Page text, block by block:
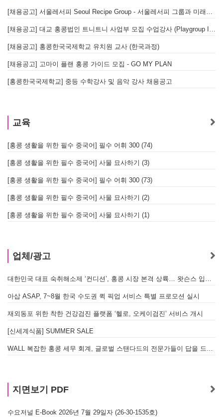
[채용공고] 서울레서피 Seoul Recipe Group - 서울레서피 그룹과 미래를 함께할 유능한 인재를 모십니다
[채용공고] 대교 홍콩법인 트니트니 사업부 모집 수업강사 (Playgroup Instructor)
[채용공고] 홍콩한국국제학교 유치원 교사 (한국과정)
[채용공고] 고마이 플랜 홍콩 가이드 모집 - GO MY PLAN
[홍콩한국국제학교] 중등 수학강사 및 음악 강사 채용공고
교육
[홍콩 생활을 위한 필수 중국어] 필수 어휘 300 (74)
[홍콩 생활을 위한 필수 중국어] 사물 묘사하기 (3)
[홍콩 생활을 위한 필수 중국어] 필수 어휘 300 (73)
[홍콩 생활을 위한 필수 중국어] 사물 묘사하기 (2)
[홍콩 생활을 위한 필수 중국어] 사물 묘사하기 (1)
업체/광고
대한민국 대표 숙취해소제 ‘컨디션’, 홍콩 시장 본격 상륙… 왓슨스 입점 기념 할인 행사 진행
아삽 ASAP, 7~8월 한국 수도권 퀵 픽업 서비스 특별 프로모션 실시
재외동포 위한 착한 건강검진 플랫폼 ‘헬로, 오케이검진’ 서비스 개시
[신세계식품] SUMMER SALE
WALL 복잡한 홍콩 세무 회계, 글로벌 스탠다드의 전문가들이 답을 드립니다! - 법인설립, 회계, 감사
지면보기 PDF
수요저널 E-Book 2026년 7월 29일자 (26-30-1535호)